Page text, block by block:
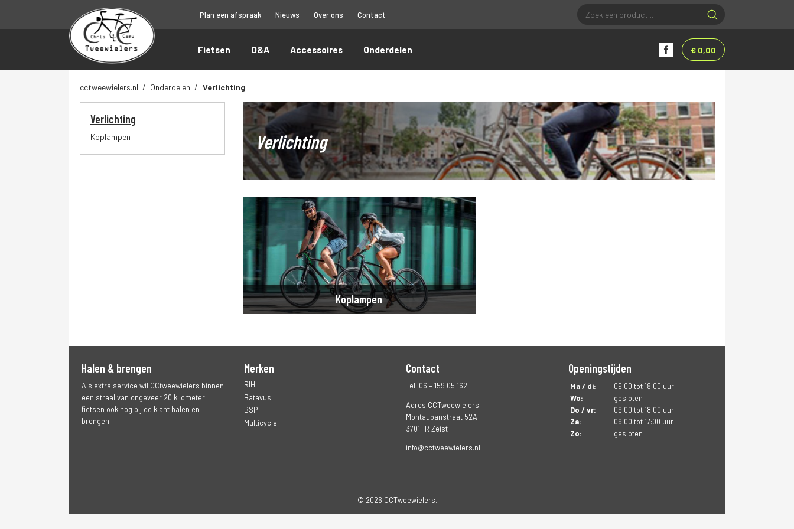
Plan een afspraak Nieuws Over ons Contact
Fietsen O&A Accessoires Onderdelen € 0,00
cctweewielers.nl Onderdelen Verlichting
Verlichting
Koplampen Verlichting
Koplampen
Halen & brengen
Als extra service wil CCtweewielers binnen
een straal van ongeveer 20 kilometer
fietsen ook nog bij de klant halen en
brengen.
Merken
RIH
Batavus
BSP
Multicycle
Contact
Tel: 06 – 159 05 162
Adres CCTweewielers:
Montaubanstraat 52A
3701HR Zeist
info@cctweewielers.nl
Openingstijden
Ma / di:
09:00 tot 18:00 uur
Wo:
gesloten
Do / vr:
09:00 tot 18:00 uur
Za:
09:00 tot 17:00 uur
Zo:
gesloten
© 2026 CCTweewielers.